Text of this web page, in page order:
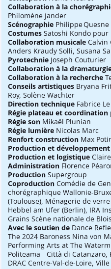
Collaboration à la
Philomène Jander
Scénographie Philippe Quesne
Costumes Satoshi Kondo pour
Collaboration musicale Calvin
Anders Kraudy Solli, Susana
Pyrotechnie Joseph Couturier
Collaboration à la
Collaboration à la recherche
Conseils artistiques Bryana
Roy, Solène Wachter
Direction technique Fabrice
Régie plateau et
Régie son Mikaël Plunian
Régie lumière Nicolas Marc
Renfort construction Max
Production et développement
Production et logistique
Administration Florence
Production Supergroup
Coproduction Comédie de
chorégraphique Wallonie-
(Toulouse), Ménagerie de
Hebbel am Ufer (Berlin), IRA
Grains Scène nationale de
Avec le soutien de Dance
The 2024 Baroness Nina von
Performing Arts at The
Politeama - Città di Catanzaro,
DRAC Centre-Val-de-Loire, Ville